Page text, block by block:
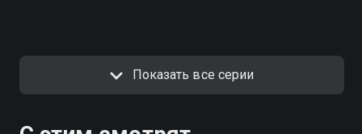
Показать все серии